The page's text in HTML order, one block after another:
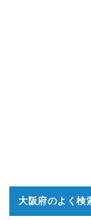
大阪府のよく検